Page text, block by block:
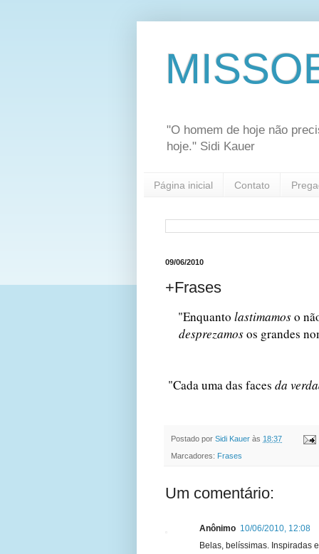
"O homem de hoje não
hoje." Sidi Kauer
Página inicial Contato
09/06/2010
+Frases
"Enquanto lastimamoso
desprezamosos grandes
"Cada uma das faces da
Postado por Sidi Kauer às 18:37
Marcadores: Frases
Um comentário:
Anônimo 10/06/2010, 12:08
Belas, belíssimas. Inspiradas